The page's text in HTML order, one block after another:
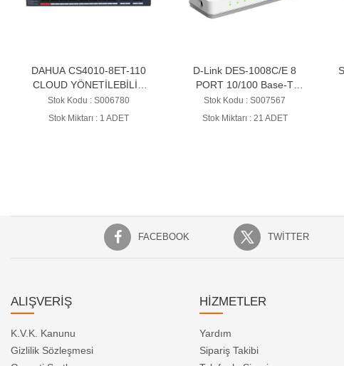
D-Link DES-1008C/E 8
PORT 10/100 Base-T
SWİTCH
Stok Kodu : S007567
Stok Miktarı : 21 ADET
STONET ST110GHPDI-2G-
130 8 PORT FE POE
SWİTCH
Stok Kodu : S009156
Stok Miktarı : 20 ADET
FACEBOOK TWITTER
ALIŞVERİŞ
K.V.K. Kanunu
Gizlilik Sözleşmesi
HİZMETLER
Yardım
Sipariş Takibi